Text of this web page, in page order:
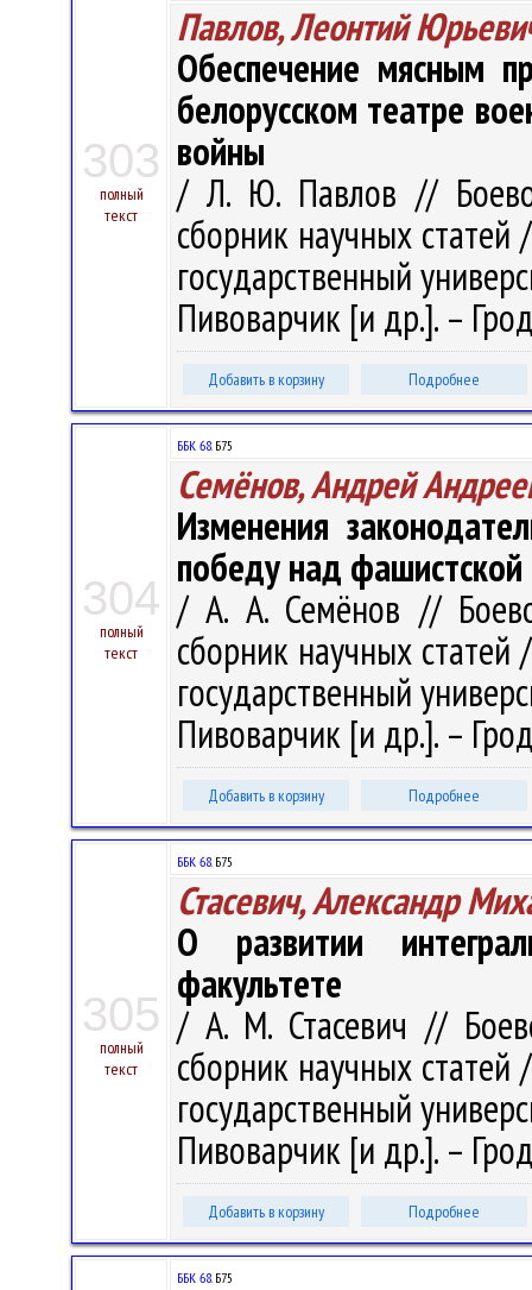
303
полный
текст
Павлов, Леонтий
Обеспечение мясным
белорусском театре
войны
/ Л. Ю. Павлов //
сборник научных
государственный
Пивоварчик [и др.]. –
Добавить в корзину Подробнее
304
полный
текст
ББК 68.Б75
Семёнов, Андрей
Изменения
победу над фашистской
/ А. А. Семёнов //
сборник научных
государственный
Пивоварчик [и др.]. –
Добавить в корзину Подробнее
305
полный
текст
ББК 68.Б75
Стасевич, Александр
О развитии
факультете
/ А. М. Стасевич //
сборник научных
государственный
Пивоварчик [и др.]. –
Добавить в корзину Подробнее
ББК 68.Б75